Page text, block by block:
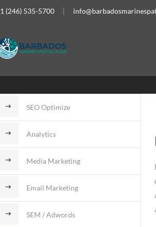
1 (246) 535-5700
SEO Optimize
Analytics
Media Marketing
Email Marketing
SEM / Adwords